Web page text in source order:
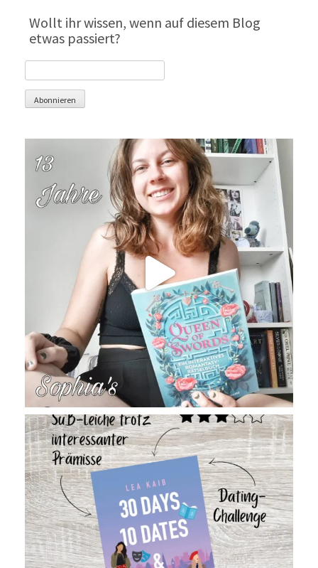
Wollt ihr wissen, wenn auf diesem Blog
etwas passiert?